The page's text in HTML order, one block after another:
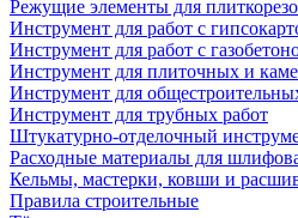
Режущие элементы для
Инструмент для работ с
Инструмент для работ с
Инструмент для плиточных и
Инструмент для
Инструмент для трубных работ
Штукатурно-отделочный
Расходные материалы для
Кельмы, мастерки, ковши и
Правила строительные